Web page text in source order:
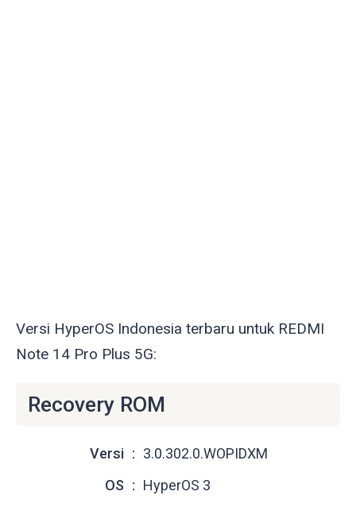
Versi HyperOS Indonesia terbaru untuk REDMI
Note 14 Pro Plus 5G:
Recovery ROM
Versi
3.0.302.0.WOPIDXM
OS
HyperOS 3